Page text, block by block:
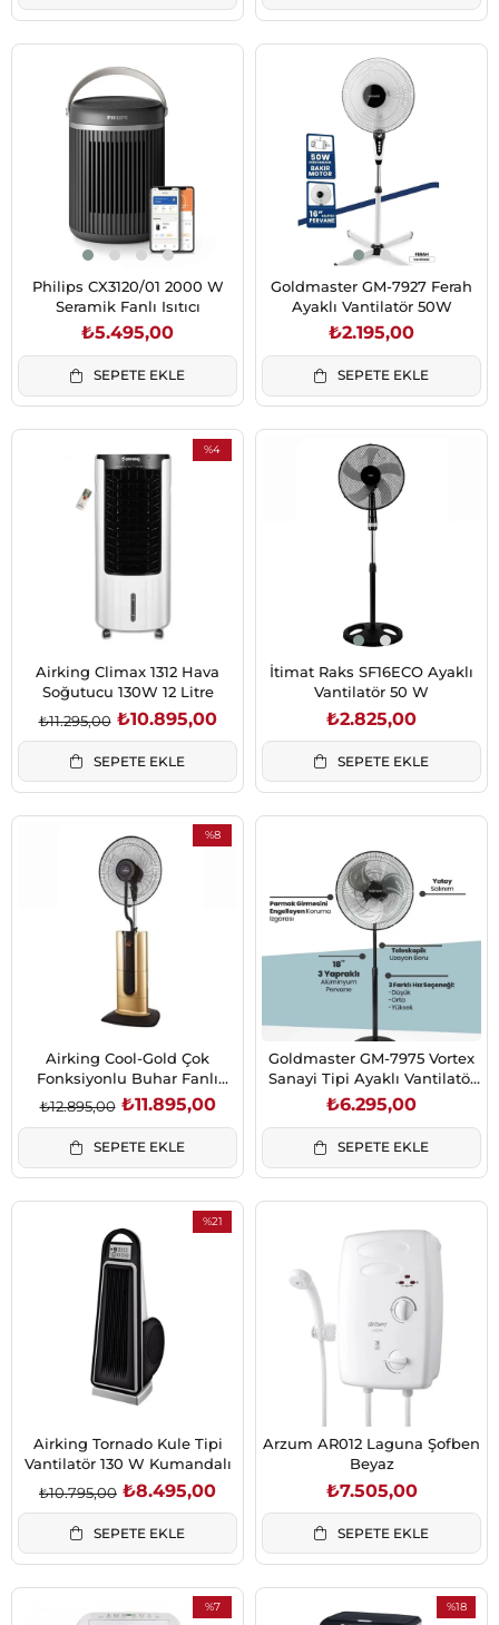
Philips CX3120/01 2000 W
Seramik Fanlı Isıtıcı
₺5.495,00
SEPETE EKLE
Goldmaster GM-7927 Ferah
Ayaklı Vantilatör 50W
₺2.195,00
SEPETE EKLE
%4
Airking Climax 1312 Hava
Soğutucu 130W 12 Litre
₺10.895,00
₺11.295,00
SEPETE EKLE
İtimat Raks SF16ECO Ayaklı
Vantilatör 50 W
₺2.825,00
SEPETE EKLE
%8
Airking Cool-Gold Çok
Fonksiyonlu Buhar Fanlı
Vantilatör (Gold) 120W
₺11.895,00
₺12.895,00
SEPETE EKLE
Goldmaster GM-7975 Vortex
Sanayi Tipi Ayaklı Vantilatör
100 W
₺6.295,00
SEPETE EKLE
%21
Airking Tornado Kule Tipi
Vantilatör 130 W Kumandalı
₺8.495,00
₺10.795,00
SEPETE EKLE
Arzum AR012 Laguna Şofben
Beyaz
₺7.505,00
SEPETE EKLE
%7
%18